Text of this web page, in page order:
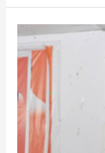
बधाई’
‎बिहार
भाजपा
अध्यक्ष
संजय
सरावगी
ने
पश्चिम